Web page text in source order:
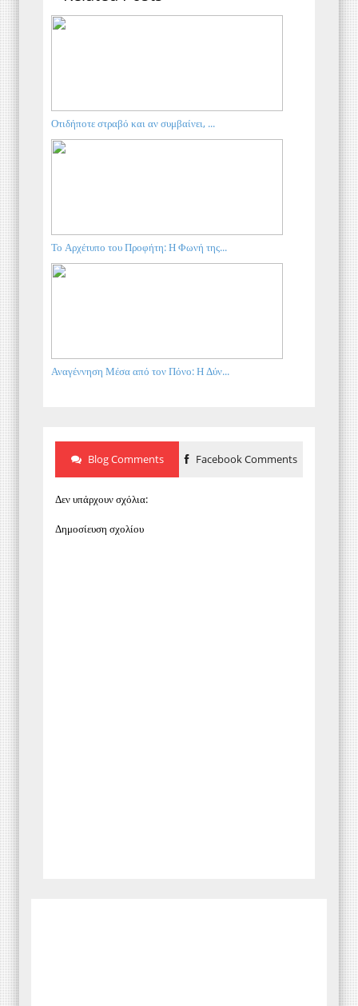
Οτιδήποτε στραβό και αν συμβαίνει, ...
Το Αρχέτυπο του Προφήτη: Η Φωνή της...
Αναγέννηση Μέσα από τον Πόνο: Η Δύν...
Blog Comments Facebook Comments
Δεν υπάρχουν σχόλια:
Δημοσίευση σχολίου